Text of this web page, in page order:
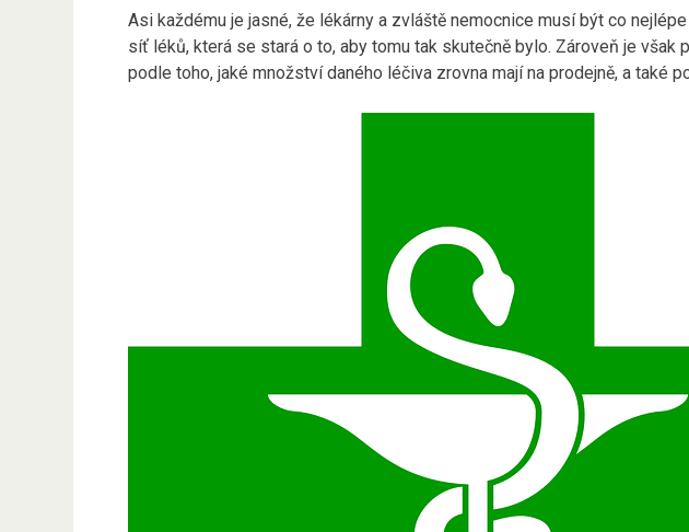
Asi každému je jasné, že lékárny a zvláště nemocnice musí být co
síť léků, která se stará o to, aby tomu tak skutečně bylo. Zároveň je však
podle toho, jaké množství daného léčiva zrovna mají na prodejně, a také